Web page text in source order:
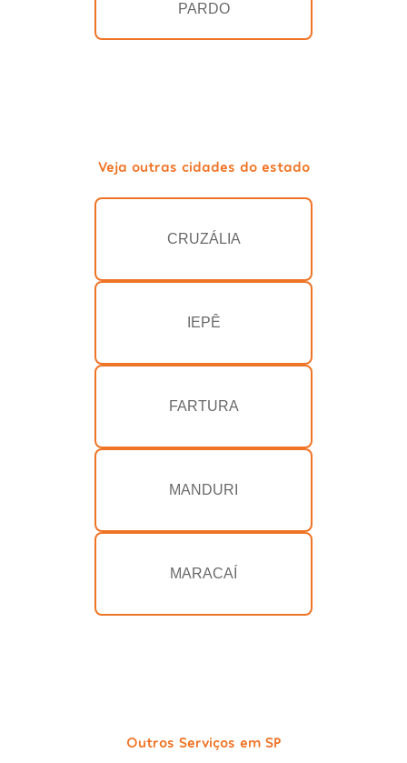
PARDO
Veja outras cidades do estado
CRUZÁLIA
IEPÊ
FARTURA
MANDURI
MARACAÍ
Outros Serviços em SP